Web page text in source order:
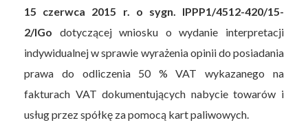
15 czerwca 2015 r. o sygn. IPPP1/4512-420/15-
2/IGo dotyczącej wniosku o wydanie interpretacji
indywidualnej w sprawie wyrażenia opinii do posiadania
prawa do odliczenia 50 % VAT wykazanego na
fakturach VAT dokumentujących nabycie towarów i
usług przez spółkę za pomocą kart paliwowych.